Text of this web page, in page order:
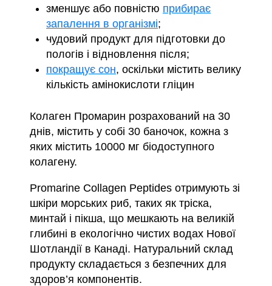
зменшує або повністю прибирає
запалення в організмі;
чудовий продукт для підготовки до
пологів і відновлення після;
покращує сон, оскільки містить велику
кількість амінокислоти гліцин
Колаген Промарин розрахований на 30
днів, містить у собі 30 баночок, кожна з
яких містить 10000 мг біодоступного
колагену.
Promarine Collagen Peptides отримують зі
шкіри морських риб, таких як тріска,
минтай і пікша, що мешкають на великій
глибині в екологічно чистих водах Нової
Шотландії в Канаді. Натуральний склад
продукту складається з безпечних для
здоров’я компонентів.